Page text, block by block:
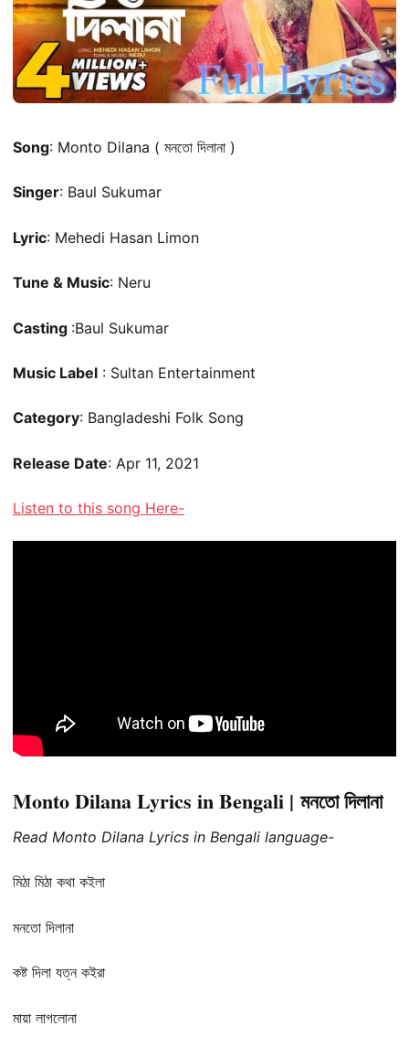
Song: Monto Dilana ( মনতো দিলানা )
Singer: Baul Sukumar
Lyric: Mehedi Hasan Limon
Tune & Music: Neru
Casting :Baul Sukumar
Music Label : Sultan Entertainment
Category: Bangladeshi Folk Song
Release Date: Apr 11, 2021
Listen to this song Here-
Monto Dilana Lyrics in Bengali | মনতো দিলানা
Read Monto Dilana Lyrics in Bengali language-
মিঠা মিঠা কথা কইলা
মনতো দিলানা
কষ্ট দিলা যত্ন কইরা
মায়া লাগলোনা